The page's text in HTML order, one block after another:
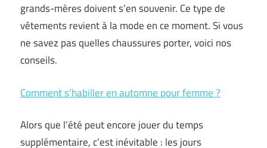
grands-mères doivent s’en souvenir. Ce type de
vêtements revient à la mode en ce moment. Si vous
ne savez pas quelles chaussures porter, voici nos
conseils.
Comment s’habiller en automne pour femme ?
Alors que l’été peut encore jouer du temps
supplémentaire, c’est inévitable : les jours